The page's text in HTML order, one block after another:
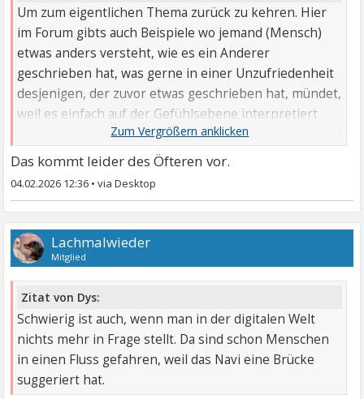
Um zum eigentlichen Thema zurück zu kehren. Hier
im Forum gibts auch Beispiele wo jemand (Mensch)
etwas anders versteht, wie es ein Anderer
geschrieben hat, was gerne in einer Unzufriedenheit
desjenigen, der zuvor etwas geschrieben hat, mündet,
weil es einfach auf der Gefühlsebene interpretiert
Das kommt leider des Öfteren vor.
04.02.2026 12:36 •
Lachmalwieder
Mitglied
Zitat von Dys:
Schwierig ist auch, wenn man in der digitalen Welt
nichts mehr in Frage stellt. Da sind schon Menschen
in einen Fluss gefahren, weil das Navi eine Brücke
suggeriert hat.